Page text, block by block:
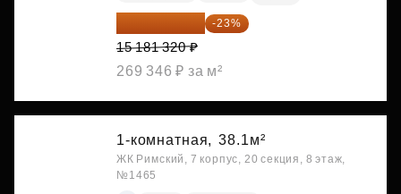
11 689 616 ₽ -23%
15 181 320 ₽
269 346 ₽ за м²
1-комнатная, 38.1м²
ЖК Римский, 7 корпус, 20 секция, 8 этаж,
№1465